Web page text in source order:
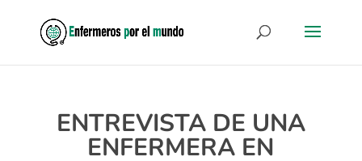
ENTREVISTA DE UNA
ENFERMERA EN